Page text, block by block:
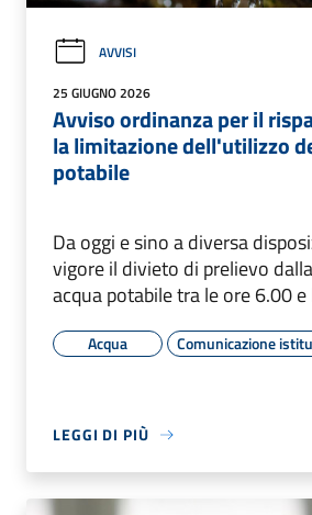
AVVISI
25 GIUGNO 2026
Avviso ordinanza per il
la limitazione dell'utilizzo
potabile
Da oggi e sino a diversa
vigore il divieto di prelievo
acqua potabile tra le ore 6.00
Acqua Comunicazione
LEGGI DI PIÙ